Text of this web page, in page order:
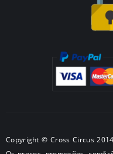
Copyright © Cross Circus